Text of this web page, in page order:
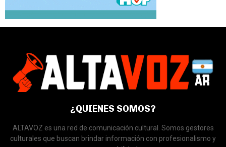
¿QUIENES SOMOS?
ALTAVOZ es una red de comunicación cultural. Somos gestores
culturales que buscan brindar información con profesionalismo y